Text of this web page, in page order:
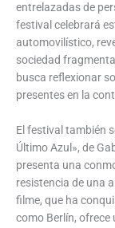
entrelazadas de
festival celebrará
automovilístico,
sociedad
busca reflexionar
presentes en la
El festival también
Último Azul», de
presenta una
resistencia de una
filme, que ha
como Berlín, ofrece